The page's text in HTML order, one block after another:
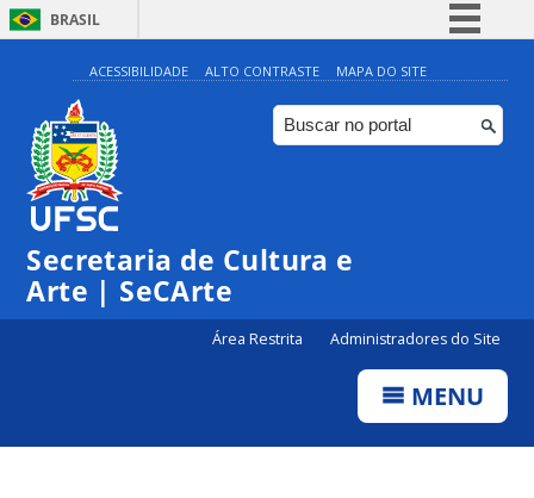
BRASIL
Simplifique!
Comunica BR
Participe
ACESSIBILIDADE ALTO CONTRASTE MAPA DO SITE
Secretaria de Cultura e
Arte | SeCArte
Área Restrita Administradores do Site
MENU